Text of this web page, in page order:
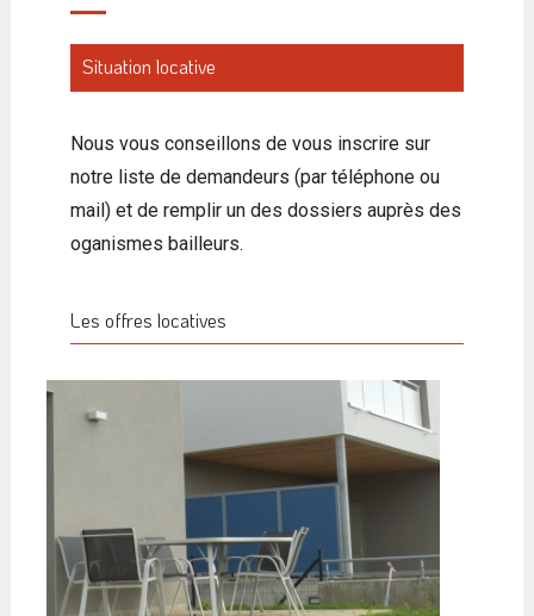
Situation locative
Nous vous conseillons de vous inscrire sur
notre liste de demandeurs (par téléphone ou
mail) et de remplir un des dossiers auprès des
oganismes bailleurs.
Les offres locatives